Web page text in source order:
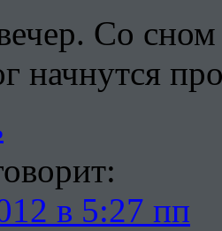
Со сном
начнутся
в 5:27 пп